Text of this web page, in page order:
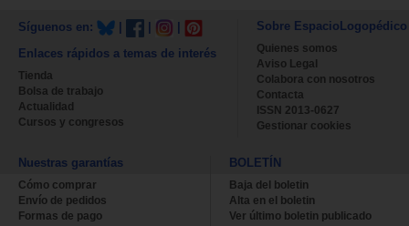
Síguenos en:
Enlaces rápidos a temas de interés
Tienda
Bolsa de trabajo
Actualidad
Cursos y congresos
Sobre EspacioLogopédico
Quienes somos
Aviso Legal
Colabora con nosotros
Contacta
ISSN 2013-0627
Gestionar cookies
Nuestras garantías
Cómo comprar
Envío de pedidos
Formas de pago
BOLETÍN
Baja del boletin
Alta en el boletin
Ver último boletin publicado